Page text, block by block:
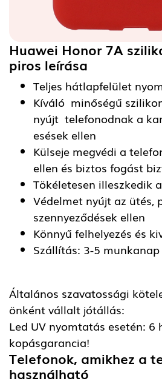
Huawei Honor 7A
piros leírása
Teljes hátlapfelület
Kíváló minőségű
nyújt telefonodnak a
esések ellen
Külseje megvédi a
ellen és biztos fogást
Tökéletesen illeszkedik
Védelmet nyújt az ütés,
szennyeződések ellen
Könnyű felhelyezés és
Szállítás: 3-5 munkanap
Általános szavatossági
önként vállalt jótállás:
Led UV nyomtatás esetén: 6
kopásgarancia!
Telefonok, amikhez a
használható